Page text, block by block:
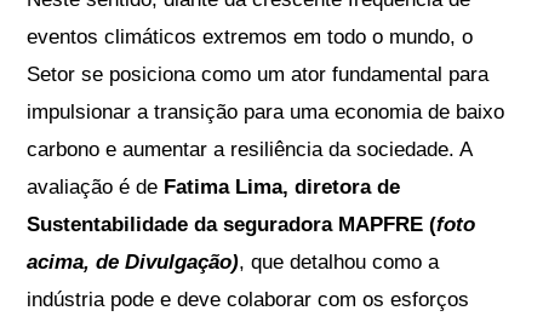
eventos climáticos extremos em todo o mundo, o
Setor se posiciona como um ator fundamental para
impulsionar a transição para uma economia de baixo
carbono e aumentar a resiliência da sociedade. A
avaliação é de Fatima Lima, diretora de
Sustentabilidade da seguradora MAPFRE(foto
acima, de Divulgação), que detalhou como a
indústria pode e deve colaborar com os esforços